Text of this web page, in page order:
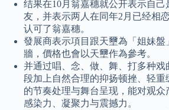
结果在10月翁嘉穗就公开表示自己
友，并表示两人在同年2月已经相
认可了翁嘉穗。
發展商表示項目跟天壐為「姐妹盤
牆，價格也會以天壐作為參考。
并通过唱、念、做、舞、打多种戏
段加上自然合理的抑扬顿挫、轻重
的节奏处理与舞台呈现，能对观众
感染力、凝聚力与震撼力。